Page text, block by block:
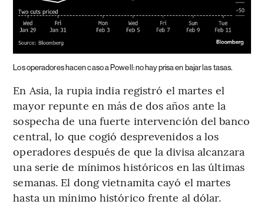
Los operadores hacen caso a Powell: no hay prisa en bajar las tasas.
En Asia, la rupia india registró el martes el
mayor repunte en más de dos años ante la
sospecha de una fuerte intervención del banco
central, lo que cogió desprevenidos a los
operadores después de que la divisa alcanzara
una serie de mínimos históricos en las últimas
semanas. El dong vietnamita cayó el martes
hasta un mínimo histórico frente al dólar.